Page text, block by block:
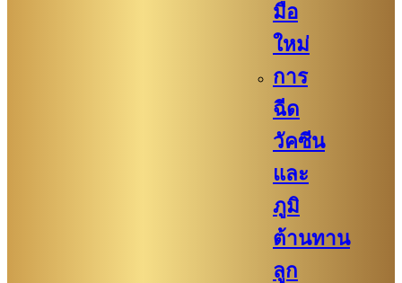
มือ
ใหม่
การ
ฉีด
วัคซีน
และ
ภูมิ
ต้านทาน
ลูก